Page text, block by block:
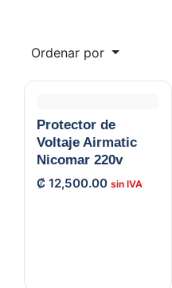
Ordenar por
Protector de
Voltaje Airmatic
Nicomar 220v
₡ 12,500.00